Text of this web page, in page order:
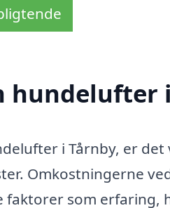
hundelufter
i Tårnby, er
Omkostningerne
som erfaring,